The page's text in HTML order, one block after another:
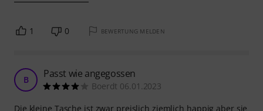
1 0 BEWERTUNG MELDEN
B Passt wie angegossen
Boerdt 06.01.2023
Die kleine Tasche ist zwar preislich ziemlich happig aber sie